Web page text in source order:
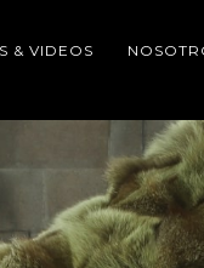
& VIDEOS